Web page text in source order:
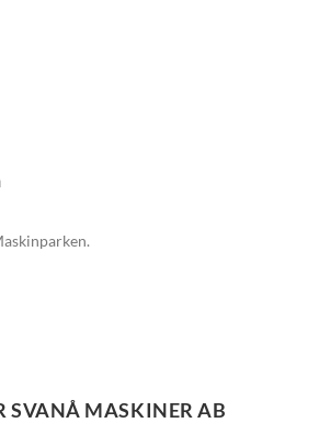
SVANÅ MASKINER AB